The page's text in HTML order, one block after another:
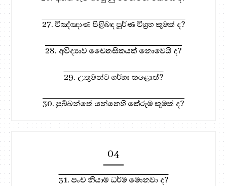
27. විඤ්ඤාණ පිළිබඳ පූර්ණ විග්‍රහ කුමක් ද?
28. අවිද්‍යාව චෛතසිකයක් නොවෙයි ද?
29. උතුමන්ට ගර්හා කළොත්?
30. පුබ්බන්තේ යන්නෙහි තේරුම කුමක් ද?
04
31. පංච නියාම ධර්ම මොනවා ද?